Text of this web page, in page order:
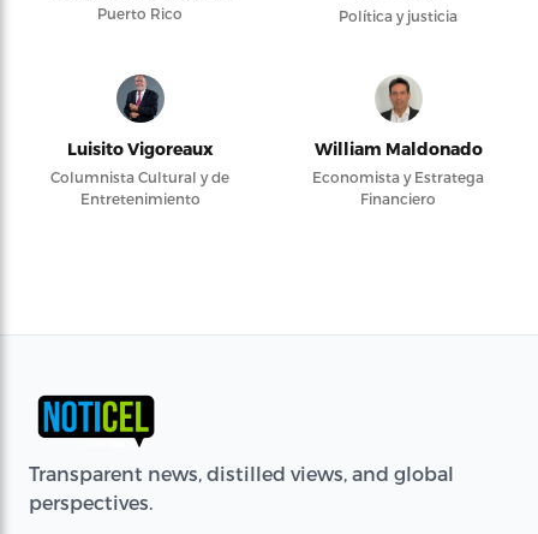
Puerto Rico
Política y justicia
Luisito Vigoreaux
Columnista Cultural y de
Entretenimiento
William Maldonado
Economista y Estratega
Financiero
Transparent news, distilled views, and global
perspectives.